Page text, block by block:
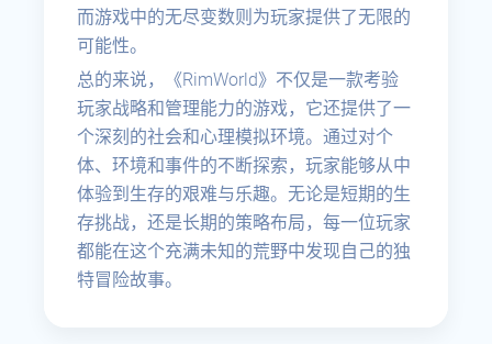
而游戏中的无尽变数则为玩家提供了无限的
可能性。
总的来说，《RimWorld》不仅是一款考验
玩家战略和管理能力的游戏，它还提供了一
个深刻的社会和心理模拟环境。通过对个
体、环境和事件的不断探索，玩家能够从中
体验到生存的艰难与乐趣。无论是短期的生
存挑战，还是长期的策略布局，每一位玩家
都能在这个充满未知的荒野中发现自己的独
特冒险故事。